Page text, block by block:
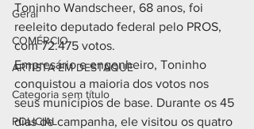
Geral
COMÉRCIO
ARTISTA EM DESTAQUE
Categoria sem título
POLICIAL
Toninho Wandscheer, 68 anos, foi
reeleito deputado federal pelo PROS,
com 72.475 votos.
Empresário e engenheiro, Toninho
conquistou a maioria dos votos nos
seus municípios de base. Durante os 45
dias de campanha, ele visitou os quatro